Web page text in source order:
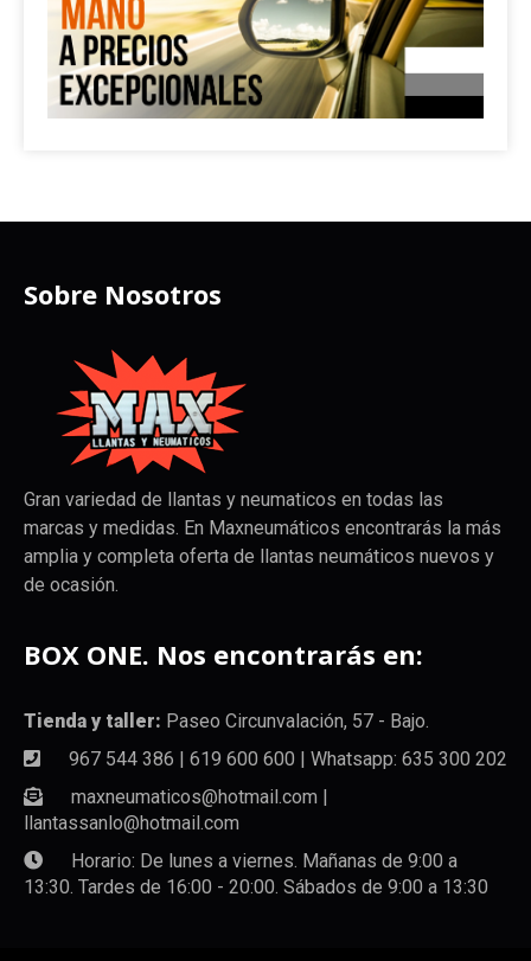
Sobre Nosotros
Gran variedad de llantas y neumaticos en todas las
marcas y medidas. En Maxneumáticos encontrarás la más
amplia y completa oferta de llantas neumáticos nuevos y
de ocasión.
BOX ONE. Nos encontrarás en:
Tienda y taller: Paseo Circunvalación, 57 - Bajo.
967 544 386 | 619 600 600 | Whatsapp: 635 300 202
maxneumaticos@hotmail.com |
llantassanlo@hotmail.com
Horario: De lunes a viernes. Mañanas de 9:00 a
13:30. Tardes de 16:00 - 20:00. Sábados de 9:00 a 13:30